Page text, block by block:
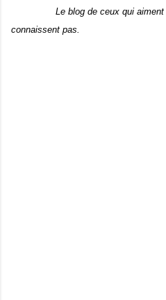
Le blog de ceux qui aiment
connaissent pas.